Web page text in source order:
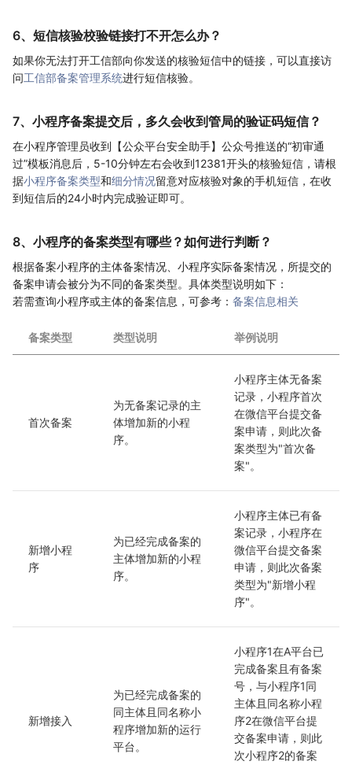
6、短信核验校验链接打不开怎么办？
如果你无法打开工信部向你发送的核验短信中的链接，可以直接访
问工信部备案管理系统进行短信核验。
7、小程序备案提交后，多久会收到管局的验证码短信？
在小程序管理员收到【公众平台安全助手】公众号推送的“初审通
过”模板消息后，5-10分钟左右会收到12381开头的核验短信，请根
据小程序备案类型和细分情况留意对应核验对象的手机短信，在收
到短信后的24小时内完成验证即可。
8、小程序的备案类型有哪些？如何进行判断？
根据备案小程序的主体备案情况、小程序实际备案情况，所提交的
备案申请会被分为不同的备案类型。具体类型说明如下：
若需查询小程序或主体的备案信息，可参考： 备案信息相关
备案类型 类型说明 举例说明
首次备案
为无备案记录的主
体增加新的小程
序。
小程序主体无备案
记录，小程序首次
在微信平台提交备
案申请，则此次备
案类型为"首次备
案"。
新增小程
序
为已经完成备案的
主体增加新的小程
序。
小程序主体已有备
案记录，小程序在
微信平台提交备案
申请，则此次备案
类型为"新增小程
序"。
新增接入
为已经完成备案的
同主体且同名称小
程序增加新的运行
平台。
小程序1在A平台已
完成备案且有备案
号，与小程序1同
主体且同名称小程
序2在微信平台提
交备案申请，则此
次小程序2的备案